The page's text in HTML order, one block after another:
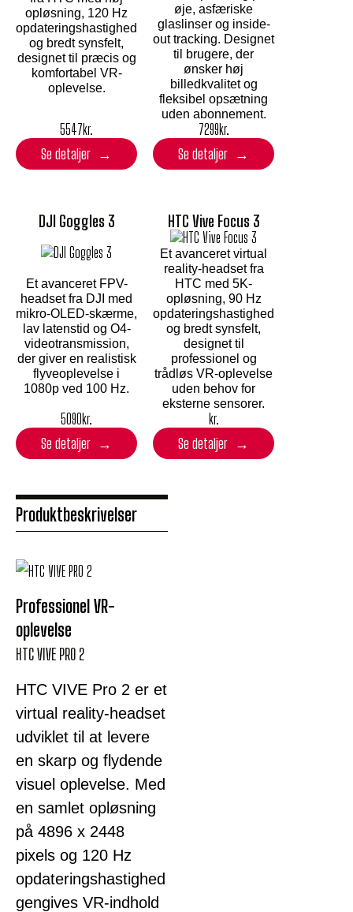
opløsning, 120 Hz
opdateringshastighed
og bredt synsfelt,
designet til præcis og
komfortabel VR-
oplevelse.
5547kr.
Se detaljer
øje, asfæriske
glaslinser og inside-
out tracking. Designet
til brugere, der
ønsker høj
billedkvalitet og
fleksibel opsætning
uden abonnement.
7299kr.
Se detaljer
DJI Goggles 3
Et avanceret FPV-
headset fra DJI med
mikro-OLED-skærme,
lav latenstid og O4-
videotransmission,
der giver en realistisk
flyveoplevelse i
1080p ved 100 Hz.
5090kr.
Se detaljer
HTC Vive Focus 3
Et avanceret virtual
reality-headset fra
HTC med 5K-
opløsning, 90 Hz
opdateringshastighed
og bredt synsfelt,
designet til
professionel og
trådløs VR-oplevelse
uden behov for
eksterne sensorer.
kr.
Se detaljer
Produktbeskrivelser
Professionel VR-
oplevelse
HTC VIVE PRO 2
HTC VIVE Pro 2 er et
virtual reality-headset
udviklet til at levere
en skarp og flydende
visuel oplevelse. Med
en samlet opløsning
på 4896 x 2448
pixels og 120 Hz
opdateringshastighed
gengives VR-indhold